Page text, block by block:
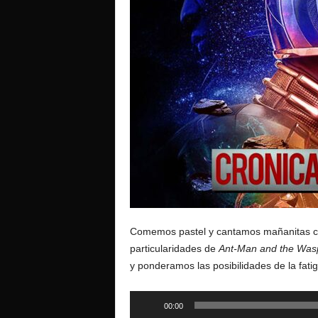
Comemos pastel y cantamos mañanitas
particularidades deAnt-Man and the
y ponderamos las posibilidades de la
00:00